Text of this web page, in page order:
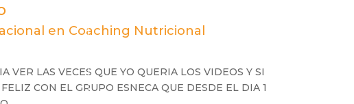
en Coaching Nutricional
VER LAS VECES QUE YO QUERIA LOS VIDEOS Y SI
CON EL GRUPO ESNECA QUE DESDE EL DIA 1